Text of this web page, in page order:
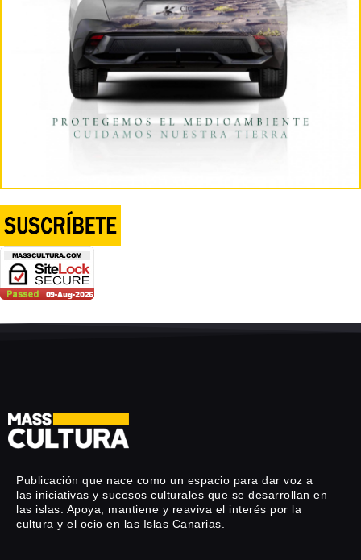
Publicación que nace como un espacio para dar voz a
las iniciativas y sucesos culturales que se desarrollan en
las islas. Apoya, mantiene y reaviva el interés por la
cultura y el ocio en las Islas Canarias.